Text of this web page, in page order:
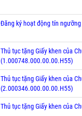
Đăng ký hoạt động tín
Thủ tục tặng Giấy khen của
(1.000748.000.00.00.H55)
Thủ tục tặng Giấy khen của
(2.000346.000.00.00.H55)
Thủ tục tặng Giấy khen của